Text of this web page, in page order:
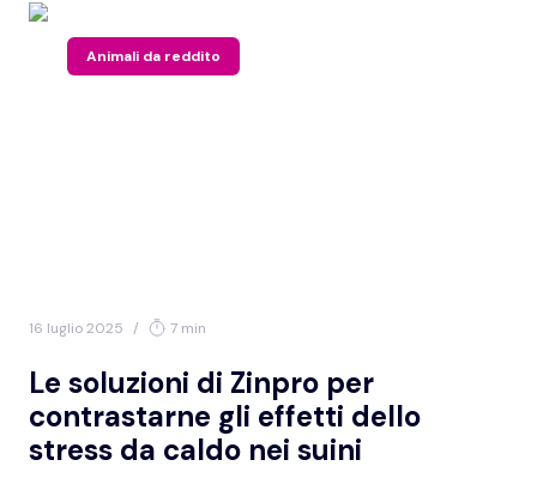
Animali da reddito
16 luglio 2025 / 7 min
Le soluzioni di Zinpro per
contrastarne gli effetti dello
stress da caldo nei suini